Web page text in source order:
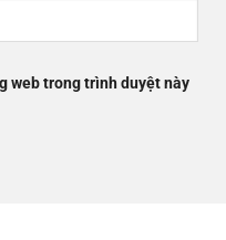
web trong trình duyệt này